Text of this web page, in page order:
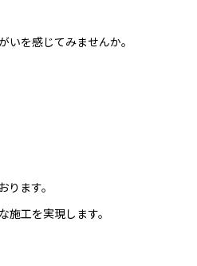
を感じてみませんか。
ます。
工を実現します。